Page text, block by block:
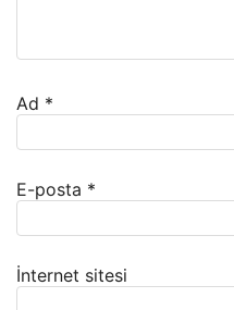
Ad *
E-posta *
İnternet sitesi